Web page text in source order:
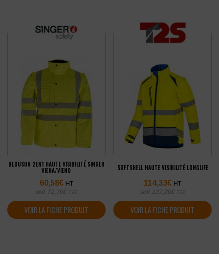
BLOUSON 2EN1 HAUTE VISIBILITÉ SINGER
VIENA/VIENO
60,58€ HT
soit 72,70€ TTC
VOIR LA FICHE PRODUIT
SOFTSHELL HAUTE VISIBILITÉ LONGLIFE
114,33€ HT
soit 137,20€ TTC
VOIR LA FICHE PRODUIT